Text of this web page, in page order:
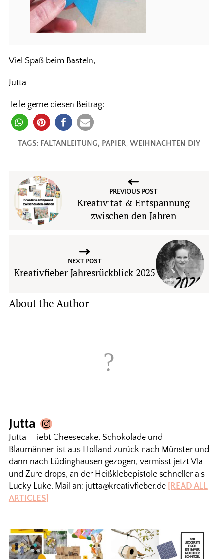
Viel Spaß beim Basteln,
Jutta
Teile gerne diesen Beitrag:
TAGS: FALTANLEITUNG, PAPIER, WEIHNACHTEN DIY
PREVIOUS POST
Kreativität & Entspannung
zwischen den Jahren
NEXT POST
Kreativfieber Jahresrückblick 2025
About the Author
Jutta
Jutta – liebt Cheesecake, Schokolade und
Blaumänner, ist aus Holland zurück nach Münster und
dann nach Lüdinghausen gezogen, vermisst jetzt Vla
und Zure drops, an der Heißklebepistole schneller als
Lucky Luke. Mail an: jutta@kreativfieber.de [READ ALL
ARTICLES]